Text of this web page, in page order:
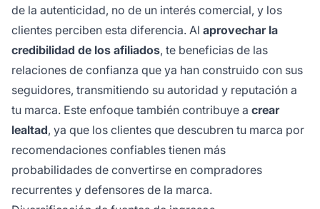
de la autenticidad, no de un interés comercial, y los
clientes perciben esta diferencia. Al aprovechar la
credibilidad de los afiliados, te beneficias de las
relaciones de confianza que ya han construido con sus
seguidores, transmitiendo su autoridad y reputación a
tu marca. Este enfoque también contribuye a crear
lealtad, ya que los clientes que descubren tu marca por
recomendaciones confiables tienen más
probabilidades de convertirse en compradores
recurrentes y defensores de la marca.